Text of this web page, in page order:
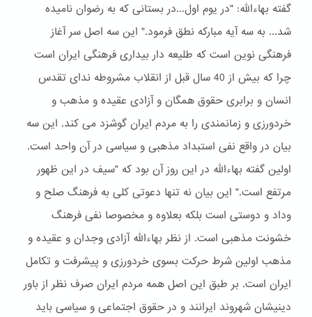
گفته بهاءالله: "در یوم اول...در بستانی که به رضوان نامیده
شد... به سه آیه مبارکه نطق فرمود." این سه اصل سر آغاز
فرهنگی نوین است که طلیعه دار بیداری فرهنگی ایران است
چرا که بیش از 40 سال قبل از انقلاب مشروطه ندای تقدس
انسان و برابری حقوق همگان و آزادی عقیده و مذهب و
خردورزی و زمانمندی را به مردم ایران گوشزد می کند. این سه
بیان در واقع نفی استبداد مذهبی و سیاسی در آن واحد است.
اولین گفته بهاءالله در این روز آن بود که "سیف در این ظهور
مرتفع است." این بیان نه تنها دعوتی کلی به فرهنگ صلح و
وداد و دوستی است بلکه بعلاوه و مخصوصا نفی فرهنگ
خشونت مذهبی است. از نظر بهاءالله آزادی وجدان و عقیده و
مذهب اولین شرط حرکت بسوی خردورزی و پیشرفت و تکامل
ایران است. بر طبق این اصل همه مردم ایران صرف نظر از باور
دینیشان شهروند ایرانند و در حقوق اجتماعی و سیاسی باید